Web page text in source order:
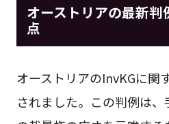
オーストリアの最新
点
オーストリアのInvKGに関
されました。この判例は